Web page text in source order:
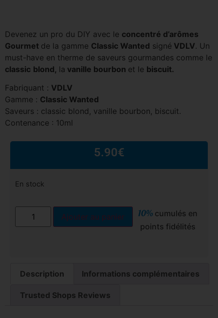
Devenez un pro du DIY avec le concentré d’arômes
Gourmet de la gamme Classic Wanted signé VDLV. Un
must-have en therme de saveurs gourmandes comme le
classic blond, la vanille bourbon et le biscuit.
Fabriquant : VDLV
Gamme : Classic Wanted
Saveurs : classic blond, vanille bourbon, biscuit.
Contenance : 10ml
5.90€
En stock
Ajouter au panier 10% cumulés en
points fidélités
Description Informations complémentaires
Trusted Shops Reviews